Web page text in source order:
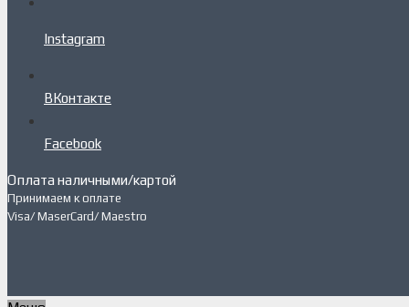
Instagram
ВКонтакте
Facebook
Оплата наличными/картой
Принимаем к оплате
Visa/ MaserCard/ Maestro